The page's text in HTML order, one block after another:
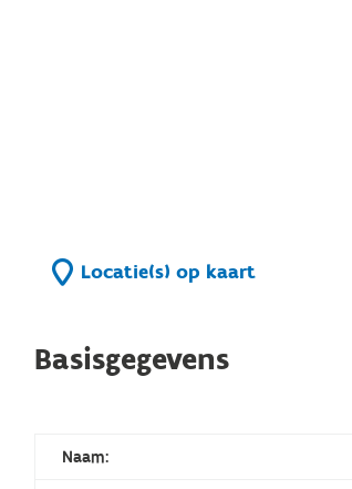
Locatie(s) op kaart
Basisgegevens
Naam: